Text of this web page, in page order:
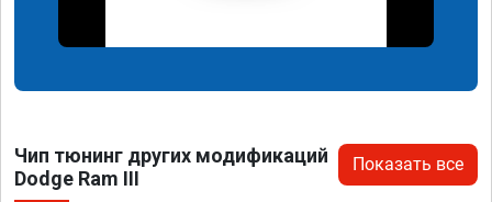
Чип тюнинг других модификаций
Dodge Ram III
Показать все